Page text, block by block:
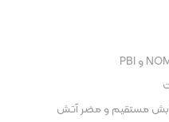
مستقیم و مضر آتش